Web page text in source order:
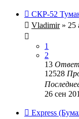
СКР-52
Vladimir» 25
1
2
13
12528
26 сен
Express